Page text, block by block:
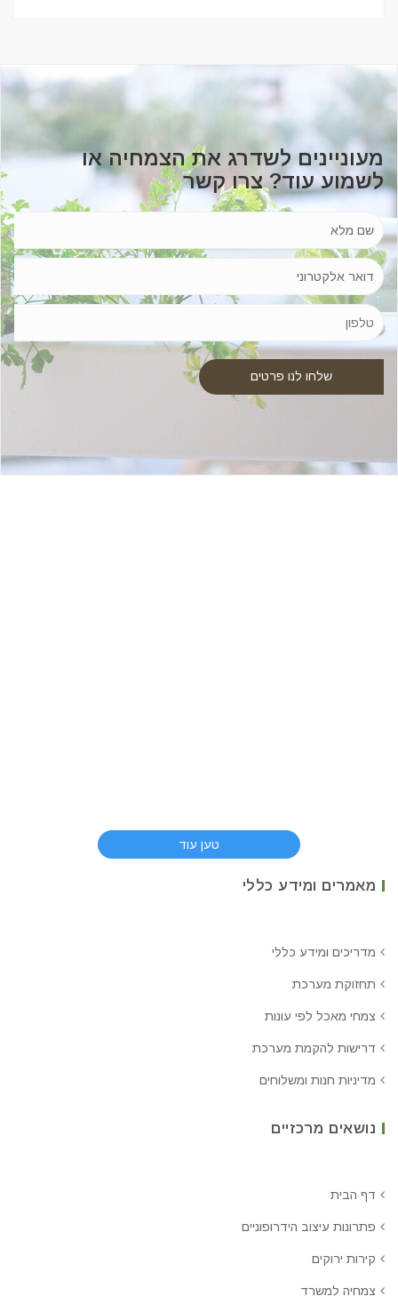
מעוניינים לשדרג את הצמחיה או
לשמוע עוד? צרו קשר
טען עוד
מאמרים ומידע כללי
מדריכים ומידע כללי
תחזוקת מערכת
צמחי מאכל לפי עונות
דרישות להקמת מערכת
מדיניות חנות ומשלוחים
נושאים מרכזיים
דף הבית
פתרונות עיצוב הידרופוניים
קירות ירוקים
צמחיה למשרד